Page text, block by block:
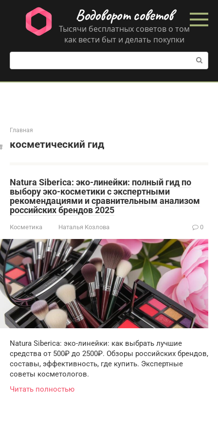
контенту
Водоворот советов
Тысячи бесплатных советов о том
как вести быт и делать покупки
Поиск:
Главная
косметический гид
Natura Siberica: эко-линейки: полный гид по
выбору эко-косметики с экспертными
рекомендациями и сравнительным анализом
российских брендов 2025
Косметика Наталья Козлова 0
Natura Siberica: эко-линейки: как выбрать лучшие
средства от 500₽ до 2500₽. Обзоры российских брендов,
составы, эффективность, где купить. Экспертные
советы косметологов.
Читать полностью